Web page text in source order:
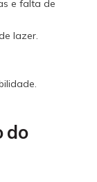
e falta de
lazer.
do